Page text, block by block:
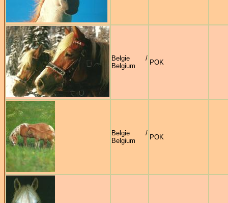
Belgie /
Belgium
POK
Belgie /
Belgium
POK